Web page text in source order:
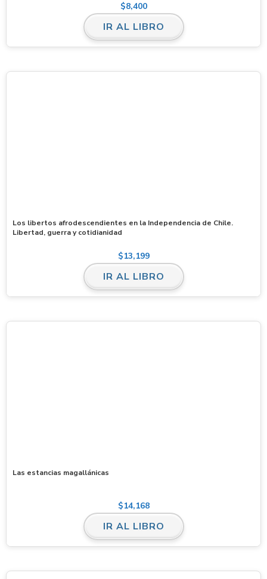
$8,400
IR AL LIBRO
Los libertos afrodescendientes en la Independencia de Chile.
Libertad, guerra y cotidianidad
$13,199
IR AL LIBRO
Las estancias magallánicas
$14,168
IR AL LIBRO